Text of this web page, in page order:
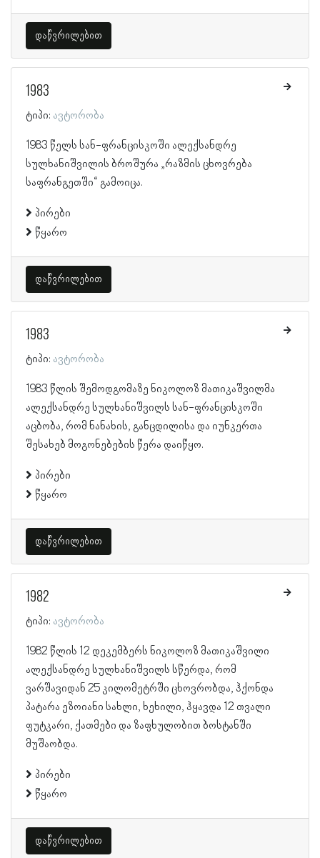
დაწვრილებით
1983
ტიპი: ავტორობა
1983 წელს სან-ფრანცისკოში ალექსანდრე
სულხანიშვილის ბროშურა „რაზმის ცხოვრება
საფრანგეთში“ გამოიცა.
პირები
წყარო
დაწვრილებით
1983
ტიპი: ავტორობა
1983 წლის შემოდგომაზე ნიკოლოზ მათიკაშვილმა
ალექსანდრე სულხანიშვილს სან-ფრანცისკოში
აცბობა, რომ ნანახის, განცდილისა და იუნკერთა
შესახებ მოგონებების წერა დაიწყო.
პირები
წყარო
დაწვრილებით
1982
ტიპი: ავტორობა
1982 წლის 12 დეკემბერს ნიკოლოზ მათიკაშვილი
ალექსანდრე სულხანიშვილს სწერდა, რომ
ვარშავიდან 25 კილომეტრში ცხოვრობდა, ჰქონდა
პატარა ეზოიანი სახლი, ხეხილი, ჰყავდა 12 თვალი
ფუტკარი, ქათმები და ზაფხულობით ბოსტანში
მუშაობდა.
პირები
წყარო
დაწვრილებით